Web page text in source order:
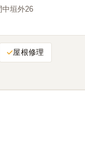
中垣外26
屋根修理